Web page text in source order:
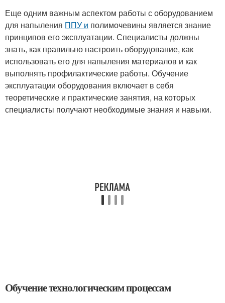
Еще одним важным аспектом работы с оборудованием
для напыления ППУ и полимочевины является знание
принципов его эксплуатации. Специалисты должны
знать, как правильно настроить оборудование, как
использовать его для напыления материалов и как
выполнять профилактические работы. Обучение
эксплуатации оборудования включает в себя
теоретические и практические занятия, на которых
специалисты получают необходимые знания и навыки.
Обучение технологическим процессам